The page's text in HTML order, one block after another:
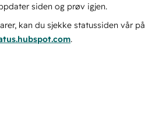
siden og prøv igjen.
kan du sjekke statussiden vår på
.